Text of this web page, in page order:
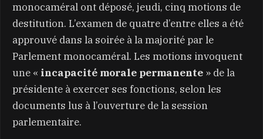
monocaméral ont déposé, jeudi, cinq motions de
destitution. L’examen de quatre d’entre elles a été
approuvé dans la soirée à la majorité par le
Parlement monocaméral. Les motions invoquent
une « incapacité morale permanente » de la
présidente à exercer ses fonctions, selon les
documents lus à l’ouverture de la session
parlementaire.